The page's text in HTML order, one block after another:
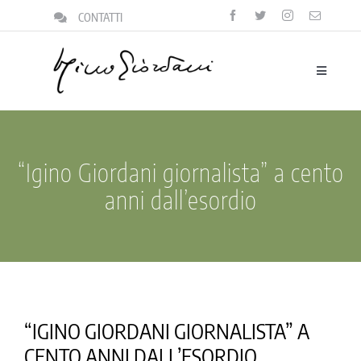
contenuto
CONTATTI
Toggle
il focolare
l’archivio
“Igino Giordani giornalista” a cento
anni dall’esordio
“IGINO GIORDANI GIORNALISTA” A